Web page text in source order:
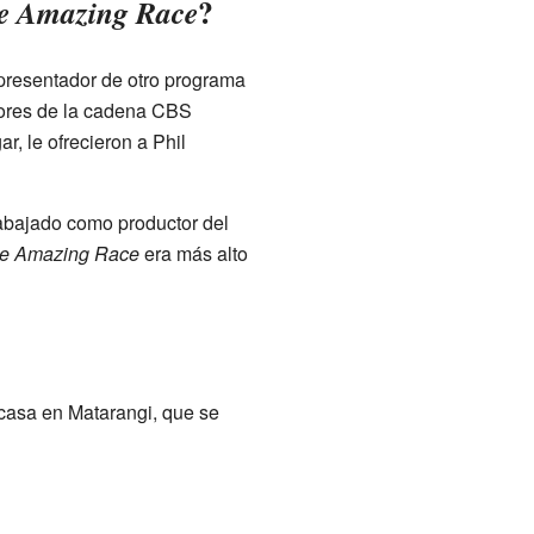
Amazing Race?
de otro programa
de la cadena CBS
le ofrecieron a Phil
como productor del
Amazing Raceera más alto
en Matarangi, que se